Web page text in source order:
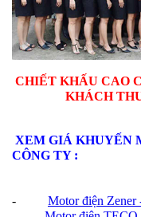
CHIẾT KHẤU CAO
KHÁCH
XEM GIÁ KHUYẾN
CÔNG TY :
- Motor điện Zener